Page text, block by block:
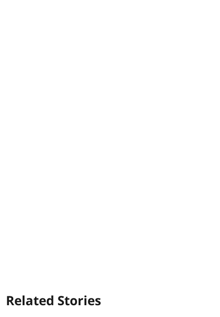
Related Stories